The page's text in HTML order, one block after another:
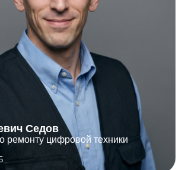
Седов
ремонту цифровой техники